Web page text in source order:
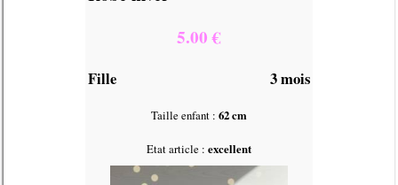
5.00 €
Fille 3 mois
Taille enfant : 62 cm
Etat article : excellent